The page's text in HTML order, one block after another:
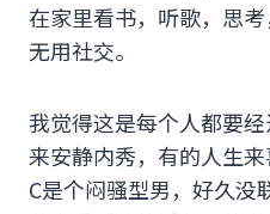
在家里看书，听歌，思
无用社交。
我觉得这是每个人都要
来安静内秀，有的人生
C是个闷骚型男，好久没